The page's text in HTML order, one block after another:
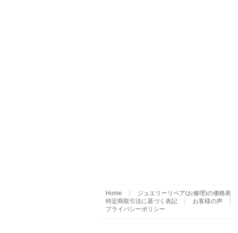
Home ジュエリーリペア(お修理)の価格表
特定商取引法に基づく表記
プライバシーポリシー
お客様の声